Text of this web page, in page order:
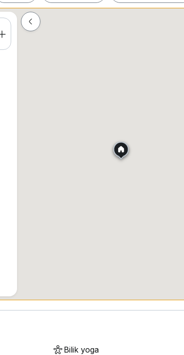
Sekolah
Bilik yoga